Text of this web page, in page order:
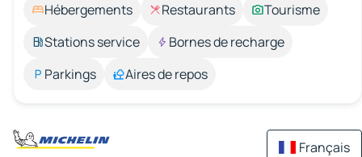
Hébergements Restaurants
Tourisme
Stations service
Bornes de recharge
Parkings
Aires de repos
Français